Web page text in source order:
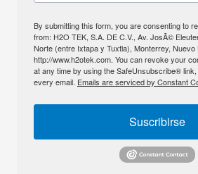
By submitting this form, you are consenting to
from: H2O TEK, S.A. DE C.V., Av. JosÃ©
Norte (entre Ixtapa y Tuxtla), Monterrey, Nuevo
http://www.h2otek.com. You can revoke your
at any time by using the SafeUnsubscribe®
every email. Emails are serviced by Constant
Suscribirse